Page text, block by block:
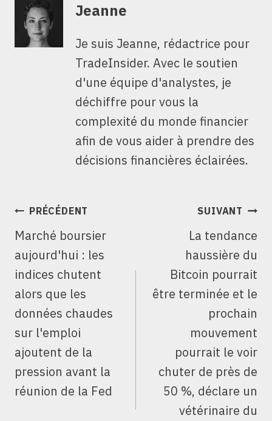
Jeanne
Je suis Jeanne, rédactrice pour
TradeInsider. Avec le soutien
d'une équipe d'analystes, je
déchiffre pour vous la
complexité du monde financier
afin de vous aider à prendre des
décisions financières éclairées.
NAVIGATION
L’ARTICLE
PRÉCÉDENT
Marché boursier
aujourd'hui : les
indices chutent
alors que les
données chaudes
sur l'emploi
ajoutent de la
pression avant la
réunion de la Fed
SUIVANT
La tendance
haussière du
Bitcoin pourrait
être terminée et le
prochain
mouvement
pourrait le voir
chuter de près de
50 %, déclare un
vétérinaire du